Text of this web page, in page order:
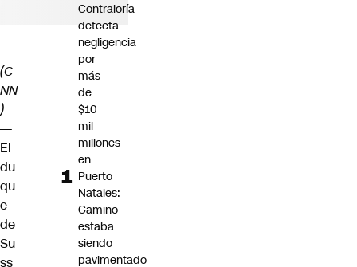
(C
NN
)
—
El
du
qu
e
de
Su
ss
Contraloría
detecta
negligencia
por
más
de
$10
mil
millones
en
Puerto
Natales:
Camino
estaba
siendo
pavimentado